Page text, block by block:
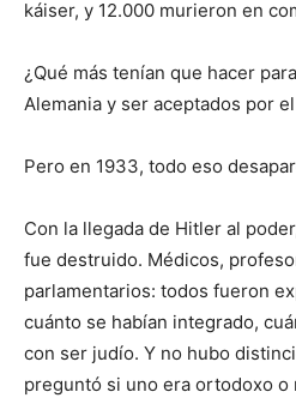
káiser, y 12.000 murieron en
¿Qué más tenían que hacer
Alemania y ser aceptados por
Pero en 1933, todo eso
Con la llegada de Hitler al
fue destruido. Médicos,
parlamentarios: todos fueron
cuánto se habían integrado,
con ser judío. Y no hubo
preguntó si uno era ortodoxo o